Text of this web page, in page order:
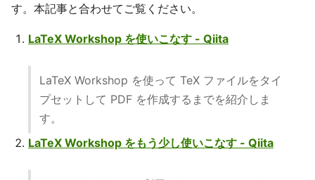
す。本記事と合わせてご覧ください。
LaTeX Workshop を使いこなす - Qiita
LaTeX Workshop を使って TeX ファイルをタイ
プセットして PDF を作成するまでを紹介しま
す。
LaTeX Workshop をもう少し使いこなす - Qiita